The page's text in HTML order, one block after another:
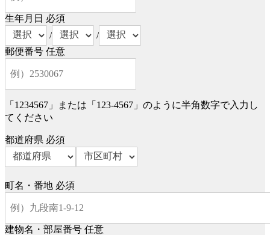
生年月日 必須
/
/
郵便番号 任意
「1234567」または「123-4567」のように半角数字で入力し
てください
都道府県 必須
町名・番地 必須
建物名・部屋番号 任意